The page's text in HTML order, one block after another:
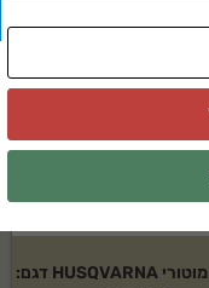
חרמש מוטורי HUSQVARNA דגם: